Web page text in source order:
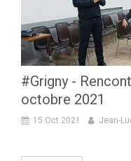
#Grigny -
octobre 2021
15 Oct 2021 Jean-